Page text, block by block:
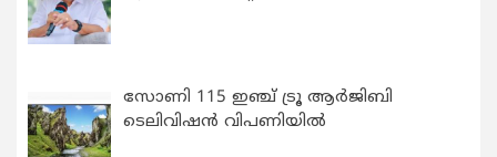
സോണി 115 ഇഞ്ച് ട്രൂ ആർജിബി
ടെലിവിഷൻ വിപണിയിൽ